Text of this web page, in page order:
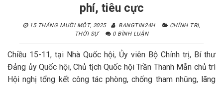
phí, tiêu cực
15 THÁNG MƯỜI MỘT, 2025 BANGTIN24H CHÍNH TRỊ,
THỜI SỰ
0 BÌNH LUẬN
Chiều 15-11, tại Nhà Quốc hội, Ủy viên Bộ Chính trị, Bí thư
Đảng ủy Quốc hội, Chủ tịch Quốc hội Trần Thanh Mẫn chủ trì
Hội nghị tổng kết công tác phòng, chống tham nhũng, lãng